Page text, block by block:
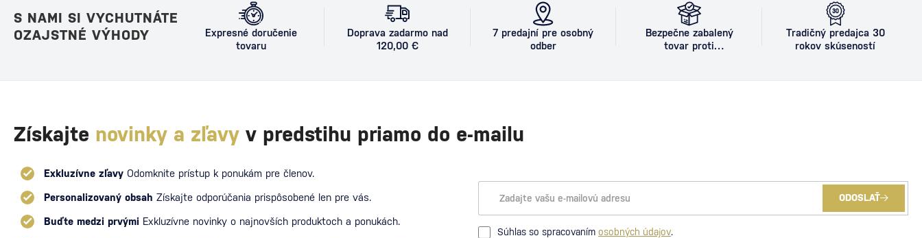
S NAMI SI VYCHUTNÁTE
OZAJSTNÉ VÝHODY
Expresné doručenie
tovaru
Doprava zadarmo nad
120,00 €
7 predajní pre osobný
odber
Bezpečne zabalený
tovar proti
Tradičný predajca 30
rokov skúseností
Získajte novinky a zľavy v predstihu priamo do e-mailu
Exkluzívne zľavy Odomknite prístup k ponukám pre členov.
Personalizovaný obsah Získajte odporúčania prispôsobené len pre vás.
Buďte medzi prvými Exkluzívne novinky o najnovších produktoch a ponukách.
ODOSLAŤ
Súhlas so spracovaním osobných údajov.